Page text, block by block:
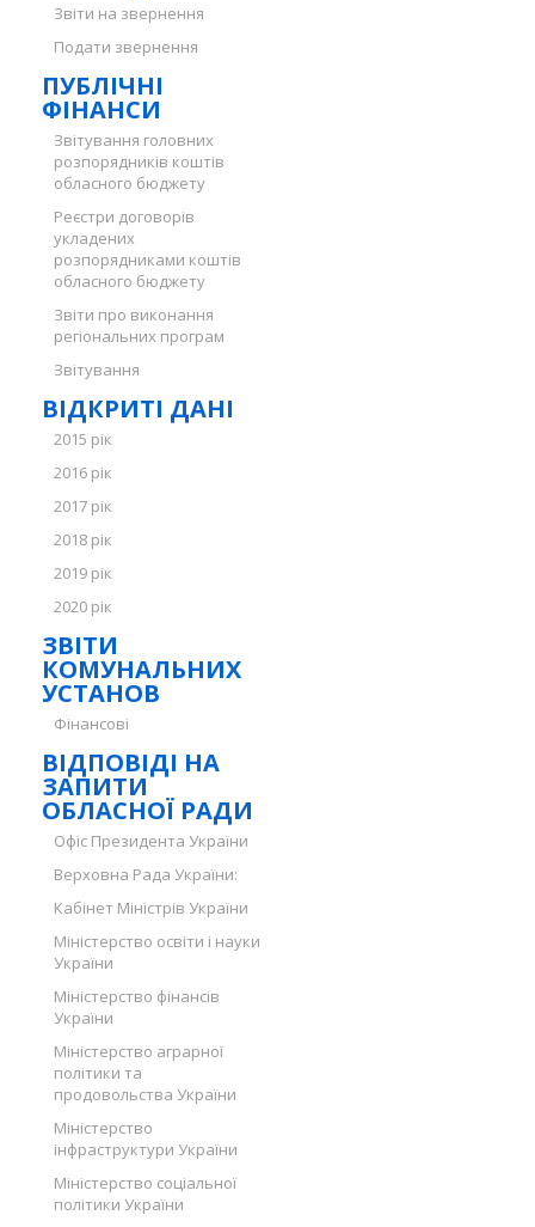
Звіти на звернення
Подати звернення
ПУБЛІЧНІ
ФІНАНСИ
Звітування головних
розпорядників коштів
обласного бюджету
Реєстри договорів
укладених
розпорядниками коштів
обласного бюджету
Звіти про виконання
регіональних програм
Звітування
ВІДКРИТІ ДАНІ
2015 рік
2016 рік
2017 рік
2018 рік
2019 рік
2020 рік
ЗВІТИ
КОМУНАЛЬНИХ
УСТАНОВ
Фінансові
ВІДПОВІДІ НА
ЗАПИТИ
ОБЛАСНОЇ РАДИ
Офіс Президента України
Верховна Рада України:
Кабінет Міністрів України
Міністерство освіти і науки
України
Міністерство фінансів
України
Міністерство аграрної
політики та
продовольства України
Міністерство
інфраструктури України
Міністерство соціальної
політики України